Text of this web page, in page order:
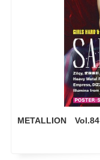
METALLION Vol.84